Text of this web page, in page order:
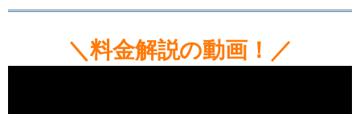
＼料金解説の動画！／